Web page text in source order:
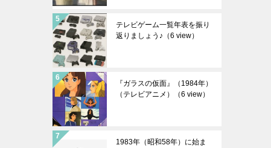
テレビゲーム一覧年表を振り
返りましょう♪ （6 view）
『ガラスの仮面』（1984年）
（テレビアニメ）
（6 view）
1983年（昭和58年）に始ま